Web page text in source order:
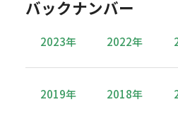
バックナンバー
2023年 2022年
2019年 2018年